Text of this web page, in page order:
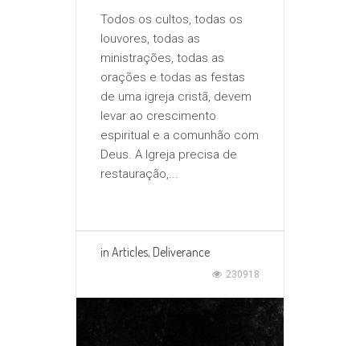
Todos os cultos, todas os
louvores, todas as
ministrações, todas as
orações e todas as festas
de uma igreja cristã, devem
levar ao crescimento
espiritual e a comunhão com
Deus. A Igreja precisa de
restauração,...
in Articles, Deliverance
230918